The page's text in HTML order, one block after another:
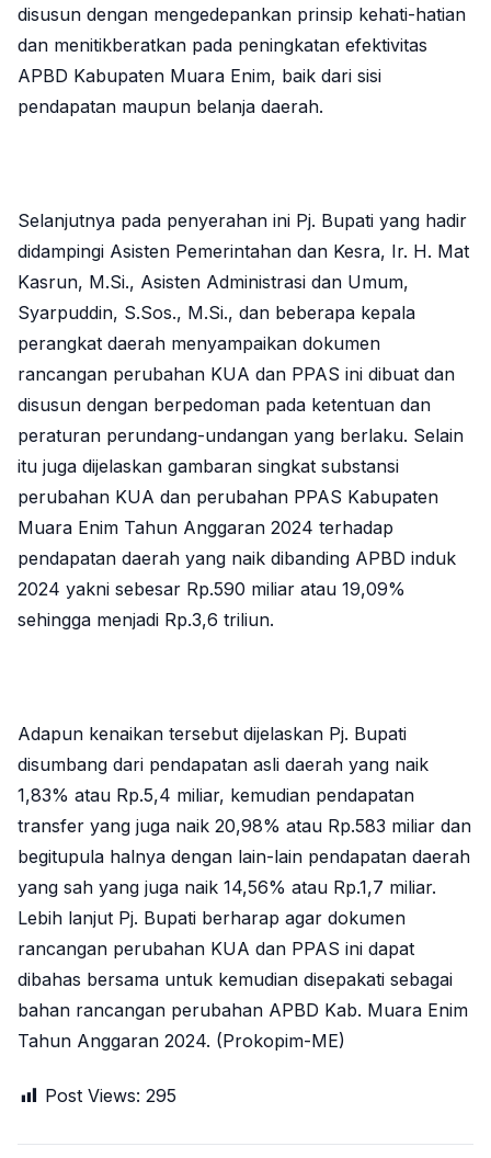
disusun dengan mengedepankan prinsip kehati-hatian
dan menitikberatkan pada peningkatan efektivitas
APBD Kabupaten Muara Enim, baik dari sisi
pendapatan maupun belanja daerah.
Selanjutnya pada penyerahan ini Pj. Bupati yang hadir
didampingi Asisten Pemerintahan dan Kesra, Ir. H. Mat
Kasrun, M.Si., Asisten Administrasi dan Umum,
Syarpuddin, S.Sos., M.Si., dan beberapa kepala
perangkat daerah menyampaikan dokumen
rancangan perubahan KUA dan PPAS ini dibuat dan
disusun dengan berpedoman pada ketentuan dan
peraturan perundang-undangan yang berlaku. Selain
itu juga dijelaskan gambaran singkat substansi
perubahan KUA dan perubahan PPAS Kabupaten
Muara Enim Tahun Anggaran 2024 terhadap
pendapatan daerah yang naik dibanding APBD induk
2024 yakni sebesar Rp.590 miliar atau 19,09%
sehingga menjadi Rp.3,6 triliun.
Adapun kenaikan tersebut dijelaskan Pj. Bupati
disumbang dari pendapatan asli daerah yang naik
1,83% atau Rp.5,4 miliar, kemudian pendapatan
transfer yang juga naik 20,98% atau Rp.583 miliar dan
begitupula halnya dengan lain-lain pendapatan daerah
yang sah yang juga naik 14,56% atau Rp.1,7 miliar.
Lebih lanjut Pj. Bupati berharap agar dokumen
rancangan perubahan KUA dan PPAS ini dapat
dibahas bersama untuk kemudian disepakati sebagai
bahan rancangan perubahan APBD Kab. Muara Enim
Tahun Anggaran 2024. (Prokopim-ME)
Post Views: 295